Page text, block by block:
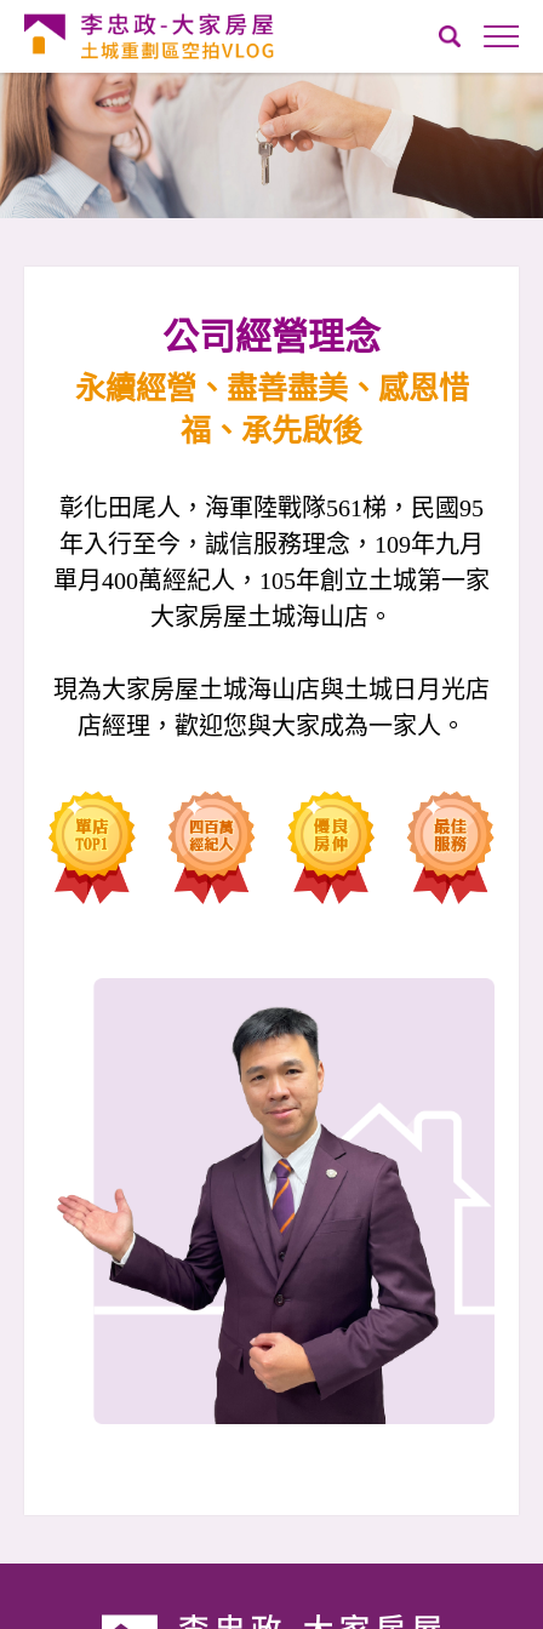
公司經營理念
永續經營、盡善盡美、感恩惜
福、承先啟後
彰化田尾人，海軍陸戰隊561梯，民國95
年入行至今，誠信服務理念，109年九月
單月400萬經紀人，105年創立土城第一家
大家房屋土城海山店。
現為大家房屋土城海山店與土城日月光店
店經理，歡迎您與大家成為一家人。